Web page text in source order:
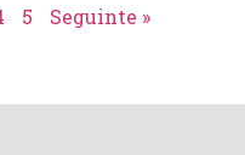
5 Seguinte »